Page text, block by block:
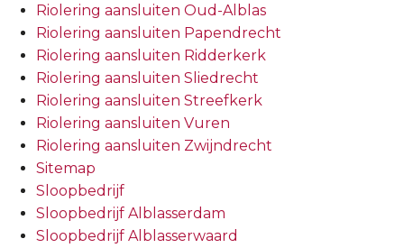
Riolering aansluiten Oud-Alblas
Riolering aansluiten Papendrecht
Riolering aansluiten Ridderkerk
Riolering aansluiten Sliedrecht
Riolering aansluiten Streefkerk
Riolering aansluiten Vuren
Riolering aansluiten Zwijndrecht
Sitemap
Sloopbedrijf
Sloopbedrijf Alblasserdam
Sloopbedrijf Alblasserwaard